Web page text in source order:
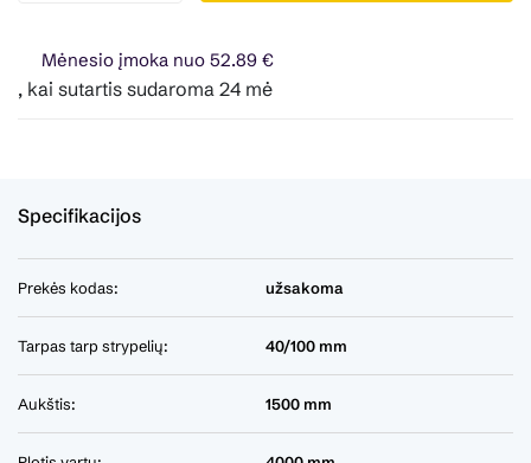
Mėnesio įmoka nuo 52.89 €
sutartis sudaroma 24 mėn. terminui, metinė palūkanų
Specifikacijos
Prekės kodas: užsakoma
Tarpas tarp strypelių: 40/100 mm
Aukštis: 1500 mm